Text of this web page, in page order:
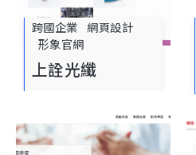
跨國企業
網頁設計
形象官網
上詮光纖